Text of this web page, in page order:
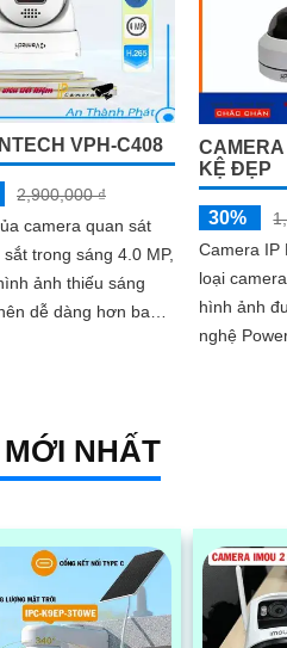
VPH-C408
2,900,000 ₫
camera quan sát
trong sáng 4.0 MP,
ảnh thiếu sáng
dễ dàng hơn bao
KỆ ĐẸP
30%
Camera IP
loại
hình ảnh
nghệ
NHẤT